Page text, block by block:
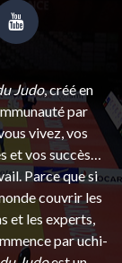
Judo, créé en
par
vivez, vos
et vos succès…
Parce que si
couvrir les
et les experts,
par uchi-